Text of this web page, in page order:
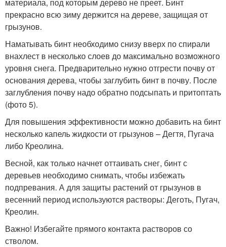
прекрасно всю зиму держится на дереве, защищая от
грызунов.
Наматывать бинт необходимо снизу вверх по спирали
внахлест в несколько слоев до максимально возможного
уровня снега. Предварительно нужно отгрести почву от
основания дерева, чтобы заглубить бинт в почву. После
заглубления почву надо обратно подсыпать и притоптать
(фото 5).
Для повышения эффективности можно добавить на бинт
несколько капель жидкости от грызунов – Дегтя, Пугача
либо Креолина.
Весной, как только начнет оттаивать снег, бинт с
деревьев необходимо снимать, чтобы избежать
подпревания. А для защиты растений от грызунов в
весенний период используются растворы: Деготь, Пугач,
Креолин.
Важно! Избегайте прямого контакта растворов со
стволом.